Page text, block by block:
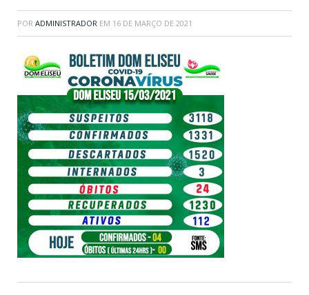
POR ADMINISTRADOR EM 16 DE MARÇO DE 2021